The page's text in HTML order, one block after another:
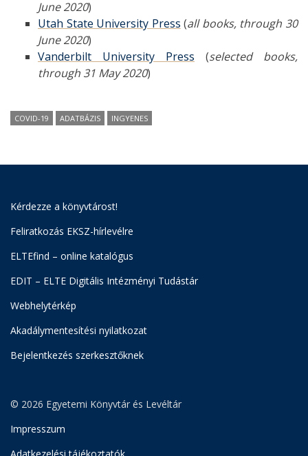
June 2020)
Utah State University Press (all books, through 30
June 2020)
Vanderbilt University Press (selected books,
through 31 May 2020)
COVID-19 ADATBÁZIS INGYENES
Kérdezze a könyvtárost!
Feliratkozás EKSZ-hírlevélre
ELTEfind – online katalógus
EDIT – ELTE Digitális Intézményi Tudástár
Webhelytérkép
Akadálymentesítési nyilatkozat
Bejelentkezés szerkesztőknek
© 2026 Egyetemi Könyvtár és Levéltár
Impresszum